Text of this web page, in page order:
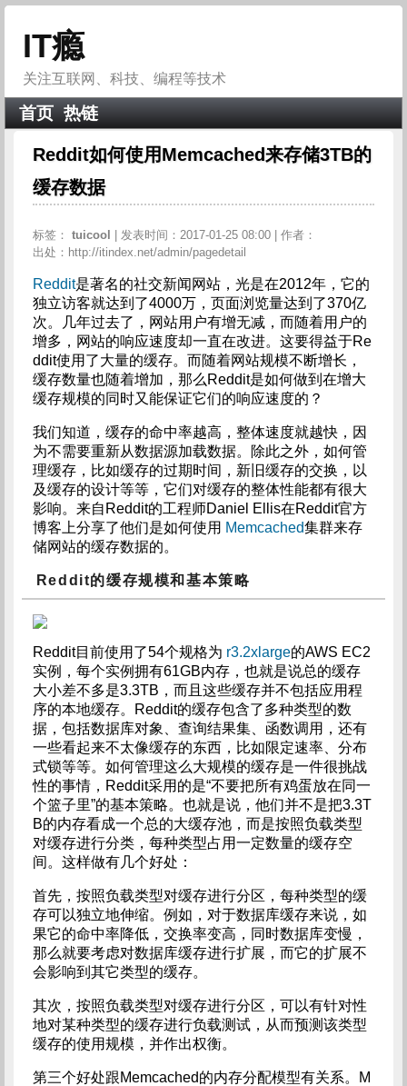
IT瘾
关注互联网、科技、编程等技术
首页 热链
Reddit如何使用Memcached来存储3TB的
缓存数据
标签： tuicool
| 发表时间：2017-01-25 08:00 | 作者：
出处：http://itindex.net/admin/pagedetail
Reddit是著名的社交新闻网站，光是在2012年，它的
独立访客就达到了4000万，页面浏览量达到了370亿
次。几年过去了，网站用户有增无减，而随着用户的
增多，网站的响应速度却一直在改进。这要得益于Re
ddit使用了大量的缓存。而随着网站规模不断增长，
缓存数量也随着增加，那么Reddit是如何做到在增大
缓存规模的同时又能保证它们的响应速度的？
我们知道，缓存的命中率越高，整体速度就越快，因
为不需要重新从数据源加载数据。除此之外，如何管
理缓存，比如缓存的过期时间，新旧缓存的交换，以
及缓存的设计等等，它们对缓存的整体性能都有很大
影响。来自Reddit的工程师Daniel Ellis在Reddit官方
博客上分享了他们是如何使用 Memcached集群来存
储网站的缓存数据的。
Reddit的缓存规模和基本策略
Reddit目前使用了54个规格为 r3.2xlarge的AWS EC2
实例，每个实例拥有61GB内存，也就是说总的缓存
大小差不多是3.3TB，而且这些缓存并不包括应用程
序的本地缓存。Reddit的缓存包含了多种类型的数
据，包括数据库对象、查询结果集、函数调用，还有
一些看起来不太像缓存的东西，比如限定速率、分布
式锁等等。如何管理这么大规模的缓存是一件很挑战
性的事情，Reddit采用的是“不要把所有鸡蛋放在同一
个篮子里”的基本策略。也就是说，他们并不是把3.3T
B的内存看成一个总的大缓存池，而是按照负载类型
对缓存进行分类，每种类型占用一定数量的缓存空
间。这样做有几个好处：
首先，按照负载类型对缓存进行分区，每种类型的缓
存可以独立地伸缩。例如，对于数据库缓存来说，如
果它的命中率降低，交换率变高，同时数据库变慢，
那么就要考虑对数据库缓存进行扩展，而它的扩展不
会影响到其它类型的缓存。
其次，按照负载类型对缓存进行分区，可以有针对性
地对某种类型的缓存进行负载测试，从而预测该类型
缓存的使用规模，并作出权衡。
第三个好处跟Memcached的内存分配模型有关系。M